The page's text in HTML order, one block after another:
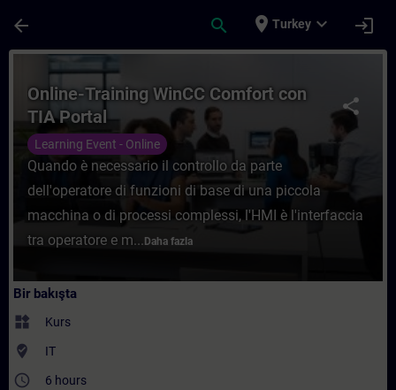
arrow_back search place Turkey expand_more login
Kurs - Online-Training WinCC Comfort
share
Online-Training WinCC Comfort con
TIA Portal
Learning Event - Online
Quando è necessario il controllo da parte
dell'operatore di funzioni di base di una piccola
macchina o di processi complessi, l'HMI è l'interfaccia
tra operatore e m... Daha fazla
Bir bakışta
widgets Kurs
where_to_vote IT
access_time 6 hours